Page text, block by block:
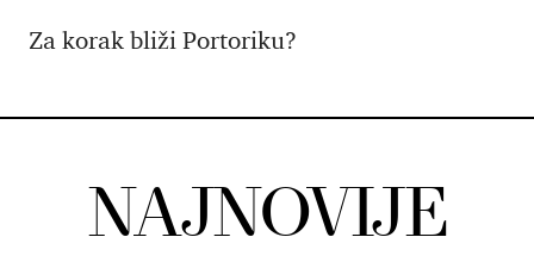
Za korak bliži Portoriku?
NAJNOVIJE